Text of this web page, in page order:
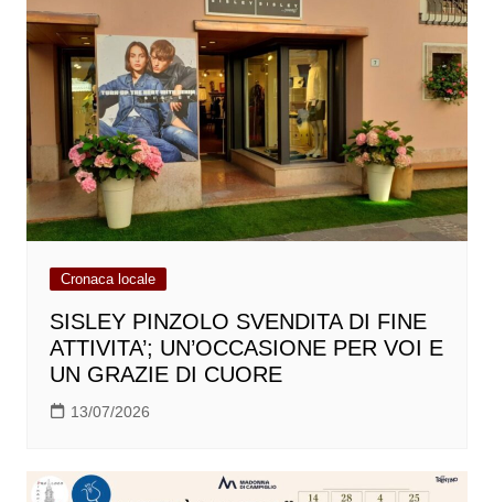
Cronaca locale
SISLEY PINZOLO SVENDITA DI FINE
ATTIVITA’; UN’OCCASIONE PER VOI E
UN GRAZIE DI CUORE
13/07/2026